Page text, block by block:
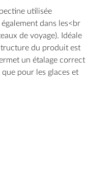
utilisée
dans les<br
de voyage). Idéale
du produit est
un étalage correct
pour les glaces et